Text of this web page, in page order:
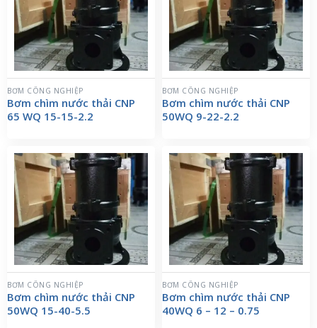
BƠM CÔNG NGHIỆP
Bơm chìm nước thải CNP
65 WQ 15-15-2.2
BƠM CÔNG NGHIỆP
Bơm chìm nước thải CNP
50WQ 9-22-2.2
BƠM CÔNG NGHIỆP
Bơm chìm nước thải CNP
50WQ 15-40-5.5
BƠM CÔNG NGHIỆP
Bơm chìm nước thải CNP
40WQ 6 – 12 – 0.75